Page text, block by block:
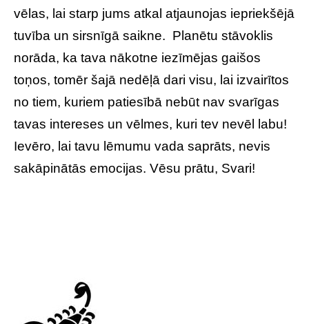
vēlas, lai starp jums atkal atjaunojas iepriekšējā
tuvība un sirsnīgā saikne. Planētu stāvoklis
norāda, ka tava nākotne iezīmējas gaišos
toņos, tomēr šajā nedēļā dari visu, lai izvairītos
no tiem, kuriem patiesībā nebūt nav svarīgas
tavas intereses un vēlmes, kuri tev nevēl labu!
Ievēro, lai tavu lēmumu vada saprāts, nevis
sakāpinātās emocijas. Vēsu prātu, Svari!